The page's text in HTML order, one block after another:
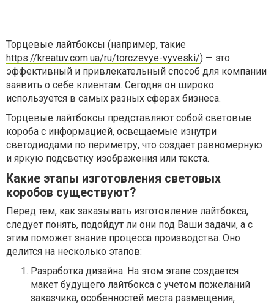
Торцевые лайтбоксы (например, такие
https://kreatuv.com.ua/ru/torczevye-vyveski/) — это
эффективный и привлекательный способ для компании
заявить о себе клиентам. Сегодня он широко
используется в самых разных сферах бизнеса.
Торцевые лайтбоксы представляют собой световые
короба с информацией, освещаемые изнутри
светодиодами по периметру, что создает равномерную
и яркую подсветку изображения или текста.
Какие этапы изготовления световых
коробов существуют?
Перед тем, как заказывать изготовление лайтбокса,
следует понять, подойдут ли они под Ваши задачи, а с
этим поможет знание процесса производства. Оно
делится на несколько этапов:
Разработка дизайна. На этом этапе создается
макет будущего лайтбокса с учетом пожеланий
заказчика, особенностей места размещения,